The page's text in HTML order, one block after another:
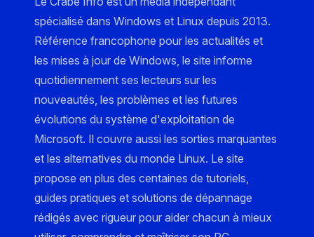
spécialisé dans Windows et Linux depuis 2013.
Référence francophone pour les actualités et
les mises à jour de Windows, le site informe
quotidiennement ses lecteurs sur les
nouveautés, les problèmes et les futures
évolutions du système d'exploitation de
Microsoft. Il couvre aussi les sorties marquantes
et les alternatives du monde Linux. Le site
propose en plus des centaines de tutoriels,
guides pratiques et solutions de dépannage
rédigés avec rigueur pour aider chacun à mieux